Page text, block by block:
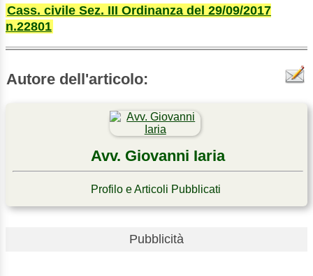
Cass. civile Sez. III Ordinanza del 29/09/2017
n.22801
Autore dell'articolo:
Avv. Giovanni Iaria
Profilo e Articoli Pubblicati
Pubblicità